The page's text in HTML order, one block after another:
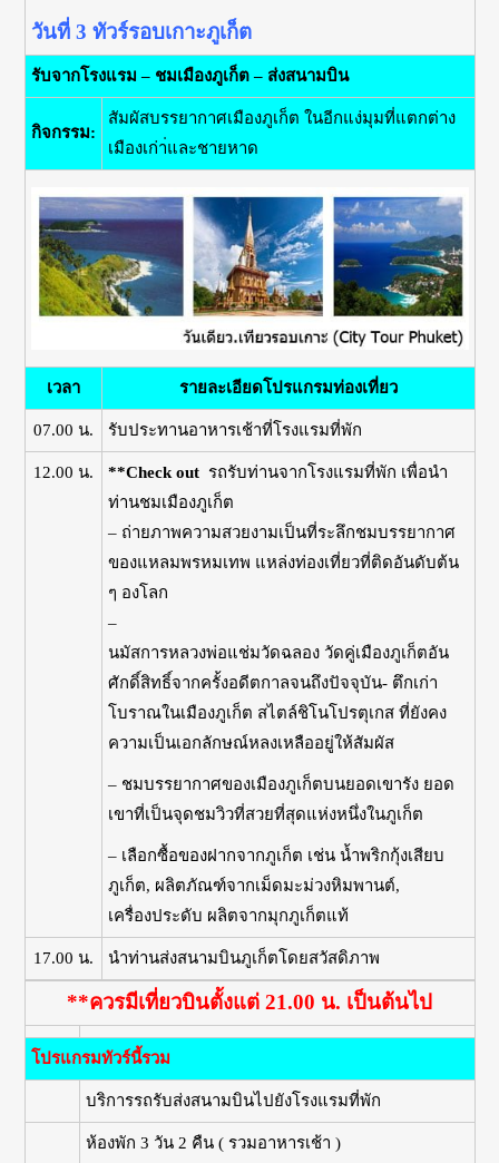
วันที่ 3 ทัวร์รอบเกาะภูเก็ต
รับจากโรงแรม – ชมเมืองภูเก็ต – ส่งสนามบิน
กิจกรรม:
สัมผัสบรรยากาศเมืองภูเก็ต ในอีกแง่มุมที่แตกต่าง
เมืองเก่า่และชายหาด
เวลา รายละเอียดโปรแกรมท่องเที่ยว
07.00 น. รับประทานอาหารเช้าที่โรงแรมที่พัก
12.00 น. **Check out รถรับท่านจากโรงแรมที่พัก เพื่อนำ
ท่านชมเมืองภูเก็ต
– ถ่ายภาพความสวยงามเป็นที่ระลึกชมบรรยากาศ
ของแหลมพรหมเทพ แหล่งท่องเที่ยวที่ติดอันดับต้น
ๆ องโลก
–
นมัสการหลวงพ่อแช่มวัดฉลอง วัดคู่เมืองภูเก็ตอัน
ศักดิ์สิทธิ์จากครั้งอดีตกาลจนถึงปัจจุบัน- ตึกเก่า
โบราณในเมืองภูเก็ต สไตล์ชิโนโปรตุเกส ที่ยังคง
ความเป็นเอกลักษณ์หลงเหลืออยู่ให้สัมผัส
– ชมบรรยากาศของเมืองภูเก็ตบนยอดเขารัง ยอด
เขาที่เป็นจุดชมวิวที่สวยที่สุดแห่งหนึ่งในภูเก็ต
– เลือกซื้อของฝากจากภูเก็ต เช่น น้ำพริกกุ้งเสียบ
ภูเก็ต, ผลิตภัณฑ์จากเม็ดมะม่วงหิมพานต์,
เครื่องประดับ ผลิตจากมุกภูเก็ตแท้
17.00 น. นำท่านส่งสนามบินภูเก็ตโดยสวัสดิภาพ
**ควรมีเที่ยวบินตั้งแต่ 21.00 น. เป็นต้นไป
โปรแกรมทัวร์นี้รวม
บริการรถรับส่งสนามบินไปยังโรงแรมที่พัก
ห้องพัก 3 วัน 2 คืน ( รวมอาหารเช้า )